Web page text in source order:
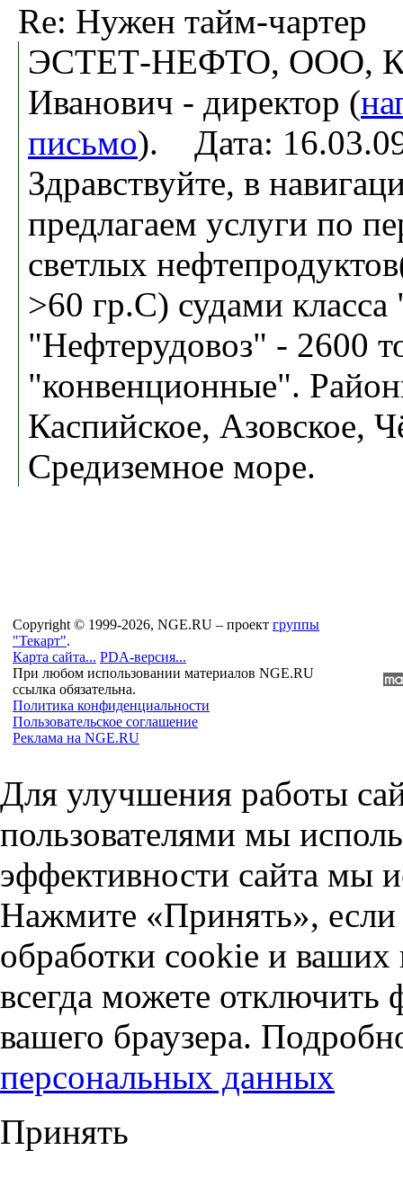
Re: Нужен тайм-чартер
ЭСТЕТ-НЕФТО, ООО,
Иванович - директор (
письмо). Дата:
Здравствуйте, в
предлагаем услуги по
светлых
>60 гр.С) судами
"Нефтерудовоз" - 2600
"конвенционные".
Каспийское, Азовское,
Средиземное море.
Copyright © 1999-2026, NGE.RU – проект группы
"Текарт".
Карта сайта... PDA-версия...
При любом использовании материалов NGE.RU
ссылка обязательна.
Политика конфиденциальности
Пользовательское соглашение
Реклама на NGE.RU
Для улучшения работы
пользователями мы
эффективности сайта мы
Нажмите «Принять», если
обработки cookie и
всегда можете отключить
вашего браузера.
персональных данных
Принять